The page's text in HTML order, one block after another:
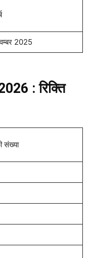
2025
: रिक्ति
संख्या